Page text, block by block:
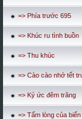
=> Phía trước 695
=> Khúc ru tình buồn
=> Thu khúc
=> Cào cào nhớ tết
=> Ký ức đêm trăng
=> Tấm lòng của biển